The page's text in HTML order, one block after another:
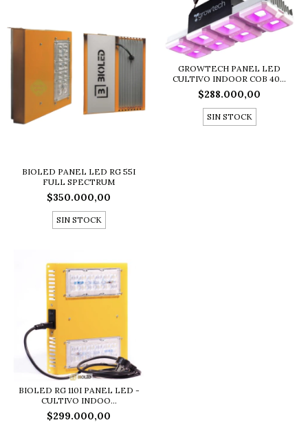
BIOLED PANEL LED RG 55I
FULL SPECTRUM
$350.000,00
SIN STOCK
GROWTECH PANEL LED
CULTIVO INDOOR COB 40...
$288.000,00
SIN STOCK
BIOLED RG 110I PANEL LED -
CULTIVO INDOO...
$299.000,00